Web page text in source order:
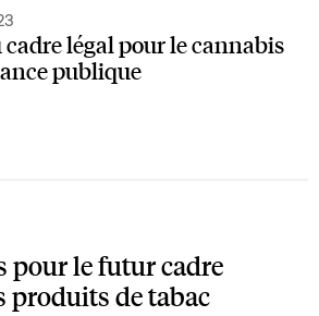
légal pour le cannabis
publique
pour le futur cadre
produits de tabac